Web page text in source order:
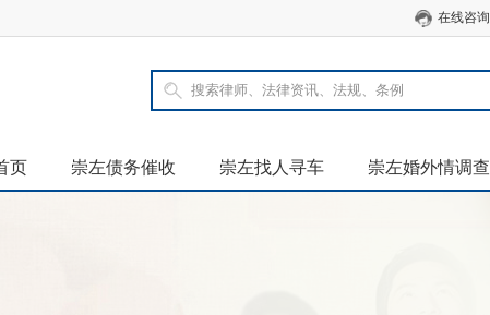
在线咨询
页 崇左债务催收 崇左找人寻车 崇左婚外情调查